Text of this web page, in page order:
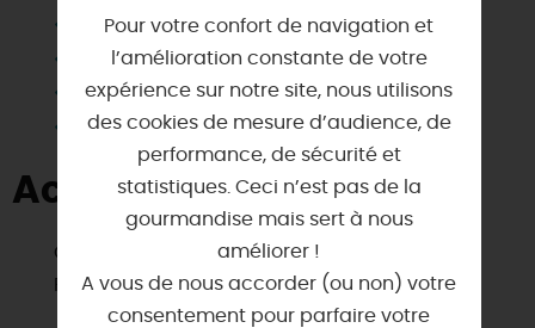
Salle d'eau privée
Télévision
Terrain clos
Wifi
Activités à proximité
Golf
Pêche
Pour votre confort de navigation et
l’amélioration constante de votre
expérience sur notre site, nous utilisons
des cookies de mesure d’audience, de
performance, de sécurité et
statistiques. Ceci n’est pas de la
gourmandise mais sert à nous
améliorer !
A vous de nous accorder (ou non) votre
consentement pour parfaire votre